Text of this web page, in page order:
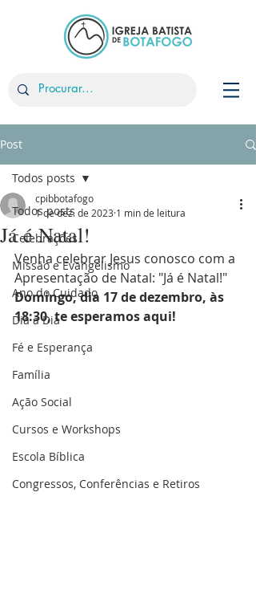
Post
Todos posts
Celebrações
Missão e Evangelismo
Ano do Cuidado
Dia a Dia
Fé e Esperança
Família
Ação Social
Cursos e Workshops
Escola Bíblica
Congressos, Conferências e Retiros
Todos posts
Já é Natal!
cpibbotafogo
1 de dez. de 2023 1 min de leitura
Venha celebrar Jesus conosco com a
Apresentação de Natal: "Já é Natal!"
Domingo, dia 17 de dezembro, às
18:30, te esperamos aqui!